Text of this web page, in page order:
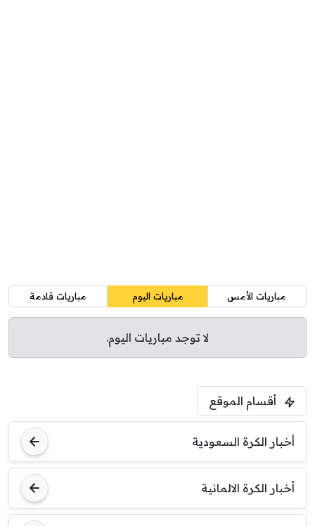
مباريات الأمس مباريات اليوم مباريات قادمة
لا توجد مباريات اليوم.
أقسام الموقع
أخبار الكرة السعودية
أخبار الكرة الالمانية